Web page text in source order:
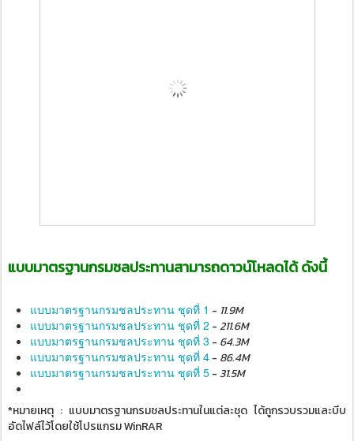
แบบมาตรฐานกรมชลประทานสามารถดาวน์โหลดได้ ดังนี้
แบบมาตรฐานกรมชลประทาน ชุดที่ 1 - 11.9M
แบบมาตรฐานกรมชลประทาน ชุดที่ 2 -211.6M
แบบมาตรฐานกรมชลประทาน ชุดที่ 3 - 64.3M
แบบมาตรฐานกรมชลประทาน ชุดที่ 4 - 86.4M
แบบมาตรฐานกรมชลประทาน ชุดที่ 5 -31.5M
*หมายเหตุ : แบบมาตรฐานกรมชลประทานในแต่ละชุด ได้ถูกรวบรวมและบีบ
อัดไฟล์ไว้โดยใช้โปรแกรม WinRAR